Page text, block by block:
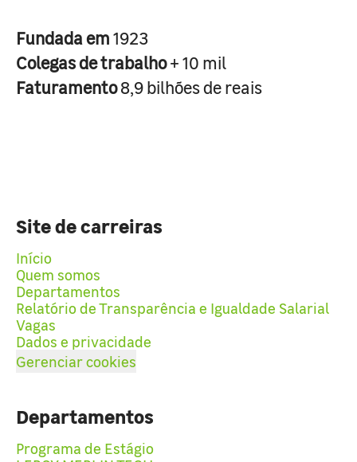
Fundada em1923
Colegas de trabalho+ 10 mil
Faturamento8,9 bilhões de reais
Site de carreiras
Início
Quem somos
Departamentos
Relatório de Transparência e Igualdade Salarial
Vagas
Dados e privacidade
Gerenciar cookies
Departamentos
Programa de Estágio